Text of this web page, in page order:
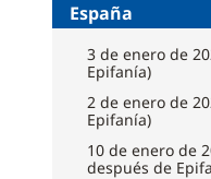
España
3 de enero de
Epifanía)
2 de enero de
Epifanía)
10 de enero de
después de